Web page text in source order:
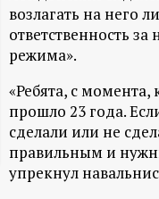
о
р
м
а
ц
возлагать на него
ответственность
режима».
«Ребята, с момента,
прошло 23 года.
сделали или не
правильным и
упрекнул